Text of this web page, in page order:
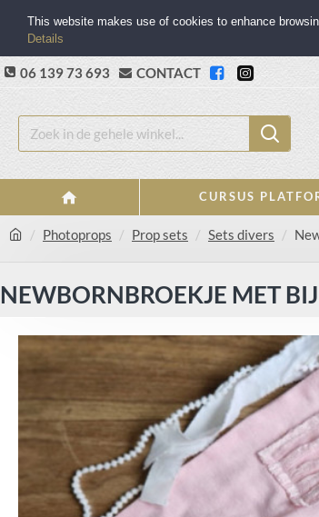
06 139 73 693 CONTACT
CURSUS
Photoprops Prop sets Sets divers
NEWBORNBROEKJE MET
This website makes use of cookies to enhance
Details